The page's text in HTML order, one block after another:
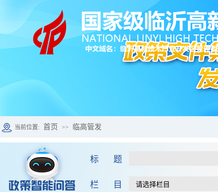
当前位置: 首页 >> 临高管发
标 题
栏 目